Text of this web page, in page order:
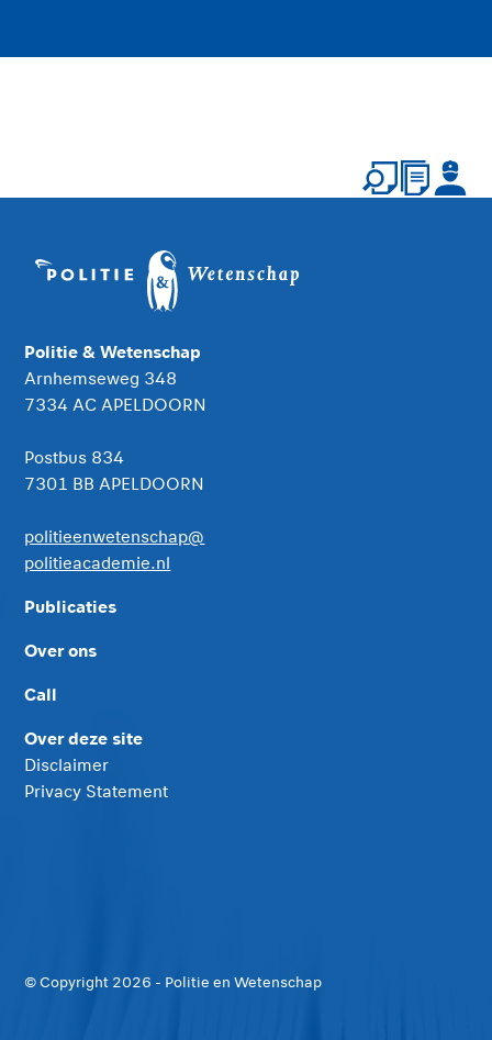
Politie & Wetenschap
Arnhemseweg 348
7334 AC APELDOORN
Postbus 834
7301 BB APELDOORN
politieenwetenschap@
politieacademie.nl
Publicaties
Over ons
Call
Over deze site
Disclaimer
Privacy Statement
© Copyright 2026 - Politie en Wetenschap